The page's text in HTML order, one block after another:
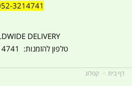
3214741
DELIVERY
טלפון להזמנות: 052-3214741
דף בית קטלוג